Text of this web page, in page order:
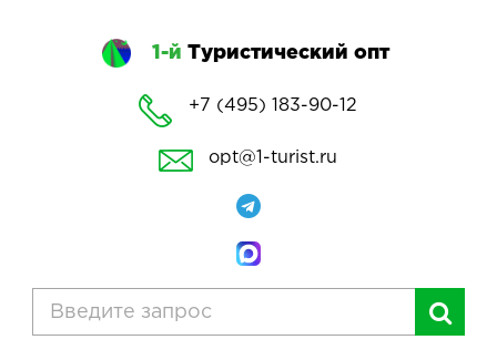
1-й Туристический опт
+7 (495) 183-90-12
opt@1-turist.ru